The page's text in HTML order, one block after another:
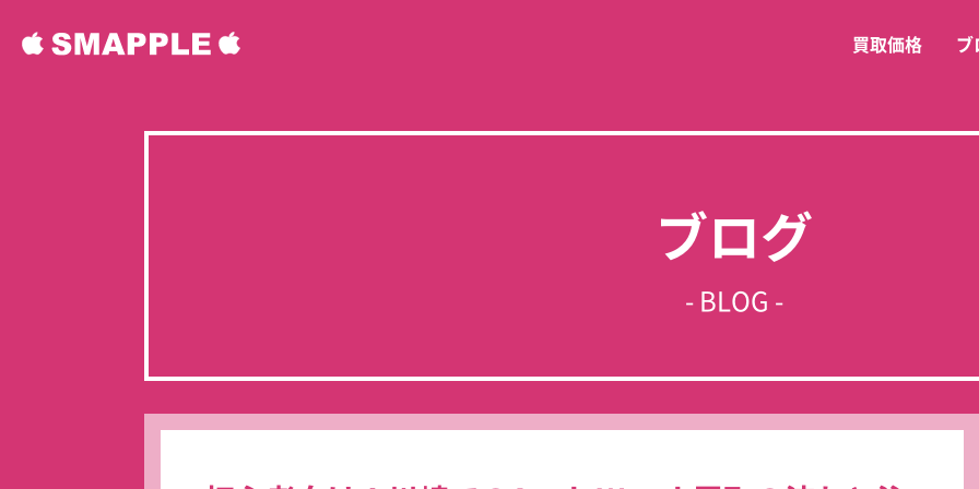
買取価格 ブ
ブログ
- BLOG -